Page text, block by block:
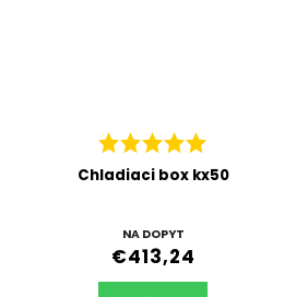
Chladiaci box kx50
NA DOPYT
€413,24